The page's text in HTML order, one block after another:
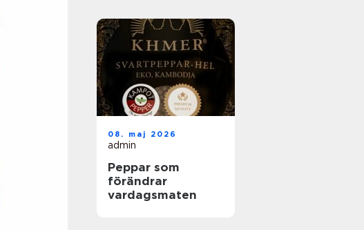
08. maj 2026
admin
Peppar som
förändrar
vardagsmaten